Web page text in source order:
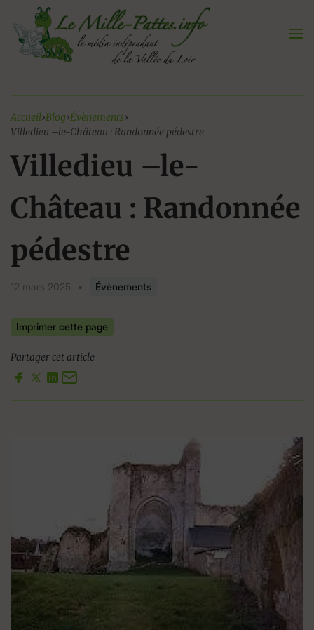
contenu
Accueil›Blog›Évènements›
Villedieu –le-Château : Randonnée pédestre
Villedieu –le-
Château : Randonnée
pédestre
12 mars 2025 • Évènements
Imprimer cette page
Partager cet article